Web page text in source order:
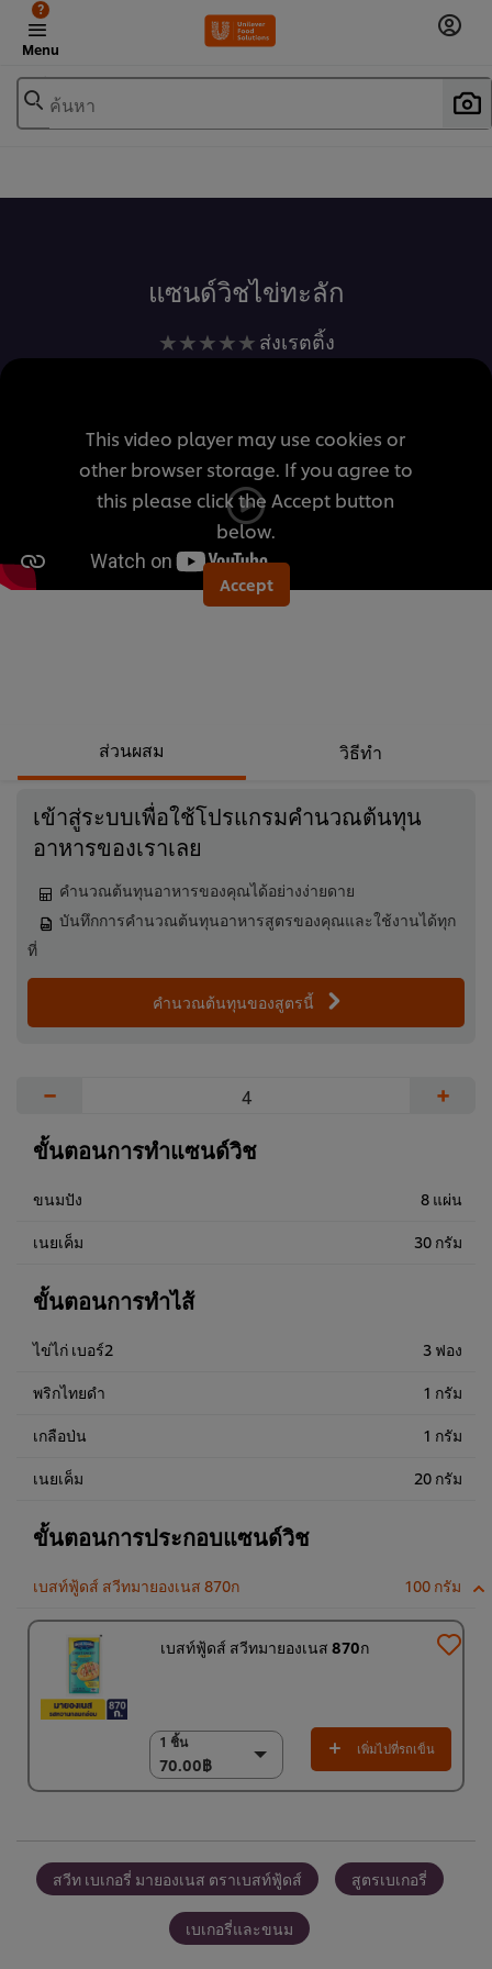
Menu
?
ค้นหา
แซนด์วิชไข่ทะลัก
ไม่มี
การ
สำหรับ
recipe
นี้
ส่งเรตติ้ง
This video player may use cookies or
other browser storage. If you agree to
this please click the Accept button
below.
Accept
ส่วนผสม วิธีทำ
เข้าสู่ระบบเพื่อใช้โปรแกรมคำนวณต้นทุน
อาหารของเราเลย
คำนวณต้นทุนอาหารของคุณได้อย่างง่ายดาย
บันทึกการคำนวณต้นทุนอาหารสูตรของคุณและใช้งานได้ทุก
ที่
คำนวณต้นทุนของสูตรนี้
− +
ขั้นตอนการทำแซนด์วิช
ขนมปัง 8 แผ่น
เนยเค็ม 30 กรัม
ขั้นตอนการทำไส้
ไข่ไก่ เบอร์2 3 ฟอง
พริกไทยดำ 1 กรัม
เกลือป่น 1 กรัม
เนยเค็ม 20 กรัม
ขั้นตอนการประกอบแซนด์วิช
เบสท์ฟู้ดส์ สวีทมายองเนส 870ก 100 กรัม
เบสท์ฟู้ดส์ สวีทมายองเนส 870ก
1 ชิ้น
70.00฿
1 ชิ้น
70.00฿
(ราคาพิเศษ) แพ็ค 12
820.00฿
เพิ่มไปที่รถเข็น
สวีท เบเกอรี่ มายองเนส ตราเบสท์ฟู้ดส์ สูตรเบเกอรี่
เบเกอรี่และขนม